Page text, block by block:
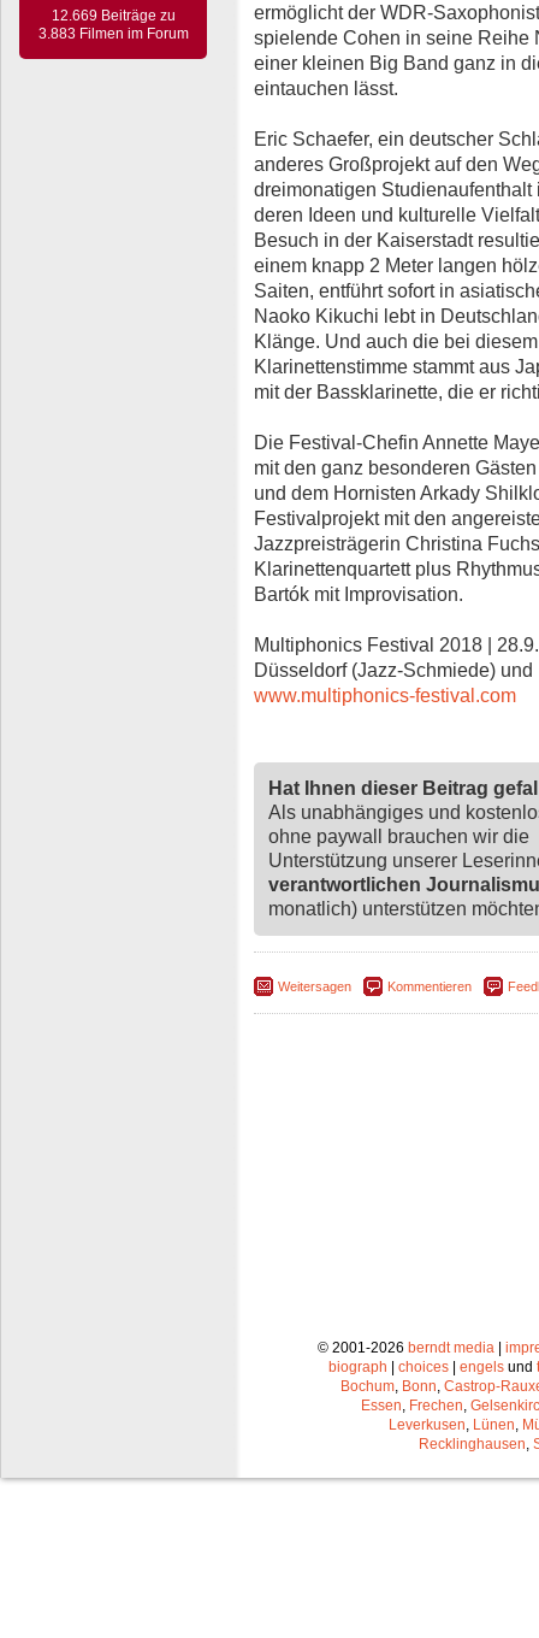
12.669 Beiträge zu
3.883 Filmen im Forum
ermöglicht der WDR-
spielende Cohen in seine Reihe
einer kleinen Big Band ganz in
eintauchen lässt.
Eric Schaefer, ein deutscher
anderes Großprojekt auf den
dreimonatigen
deren Ideen und kulturelle
Besuch in der Kaiserstadt
einem knapp 2 Meter langen
Saiten, entführt sofort in
Naoko Kikuchi lebt in
Klänge. Und auch die bei
Klarinettenstimme stammt aus
mit der Bassklarinette, die er
Die Festival-Chefin Annette
mit den ganz besonderen
und dem Hornisten Arkady
Festivalprojekt mit den
Jazzpreisträgerin Christina
Klarinettenquartett plus
Bartók mit Improvisation.
Multiphonics Festival 2018 |
Düsseldorf (Jazz-Schmiede)
www.multiphonics-festival.com
Hat Ihnen dieser Beitrag
Als unabhängiges und
ohne paywall brauchen wir die
Unterstützung unserer
verantwortlichen
monatlich) unterstützen
Weitersagen Kommentieren
© 2001-2026 berndt media|
biograph
choices engels und
Bochum, Bonn, Castrop-
Essen, Frechen,
Leverkusen, Lünen,
Recklinghausen,